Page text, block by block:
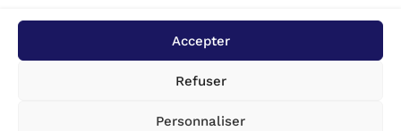
Accepter
Refuser
Personnaliser